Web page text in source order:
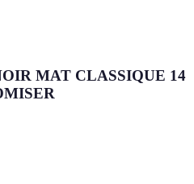
MAT CLASSIQUE 14